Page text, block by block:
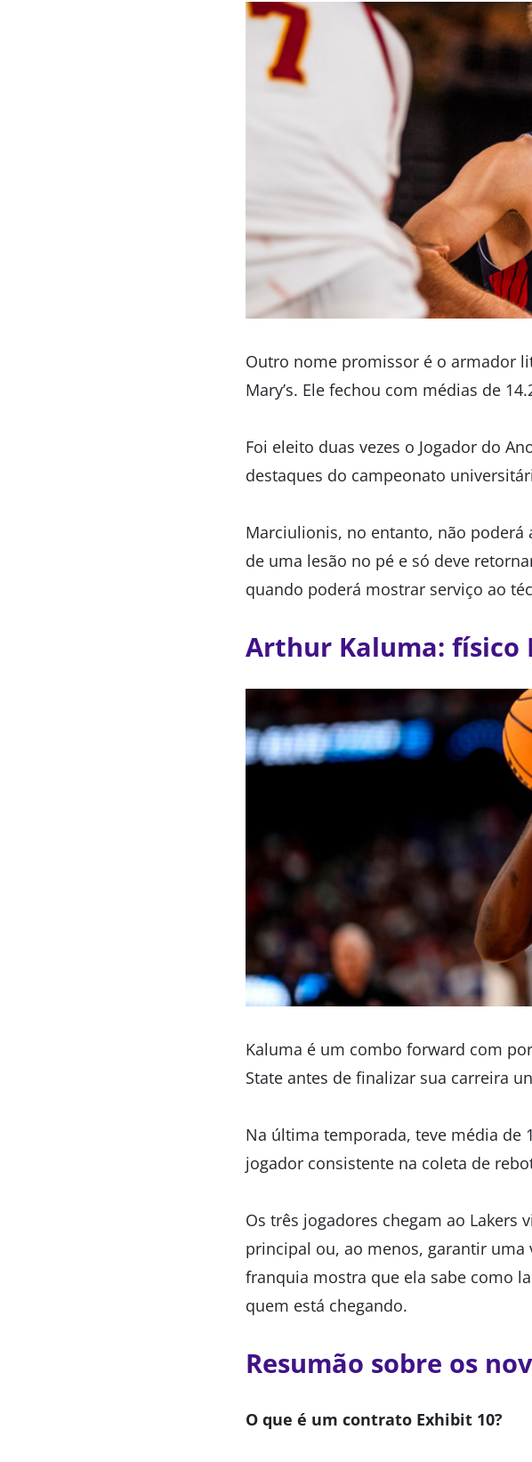
Outro nome promissor é o armador
Mary’s. Ele fechou com médias de
Foi eleito duas vezes o Jogador do
destaques do campeonato
Marciulionis, no entanto, não poderá
de uma lesão no pé e só deve
quando poderá mostrar serviço ao
Arthur Kaluma: físico
Kaluma é um combo forward com
State antes de finalizar sua carreira
Na última temporada, teve média de
jogador consistente na coleta de
Os três jogadores chegam ao Lakers
principal ou, ao menos, garantir uma
franquia mostra que ela sabe como
quem está chegando.
Resumão sobre os
O que é um contrato Exhibit 10?